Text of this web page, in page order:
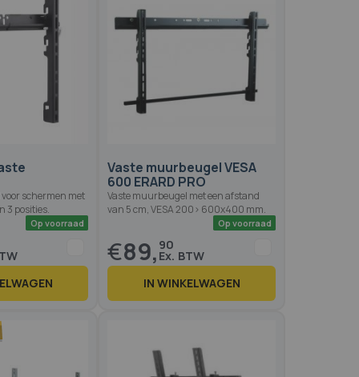
Op voorraad
schermen met
3 posities.
Vaste muurbeugel VESA
600 ERARD PRO
Vaste muurbeugel met een afstand
van 5 cm, VESA 200> 600x400 mm.
€89, 90
IN WINKELWAGEN